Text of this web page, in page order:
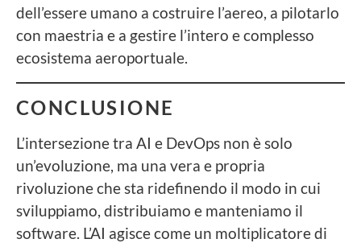
dell’essere umano a costruire l’aereo, a pilotarlo
con maestria e a gestire l’intero e complesso
ecosistema aeroportuale.
CONCLUSIONE
L’intersezione tra AI e DevOps non è solo
un’evoluzione, ma una vera e propria
rivoluzione che sta ridefinendo il modo in cui
sviluppiamo, distribuiamo e manteniamo il
software. L’AI agisce come un moltiplicatore di